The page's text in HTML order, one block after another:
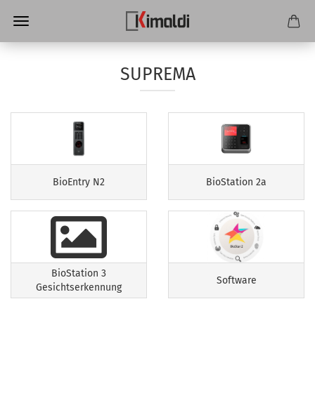
SUPREMA
BioEntry N2 BioStation 2a
BioStation 3
Gesichtserkennung
Software